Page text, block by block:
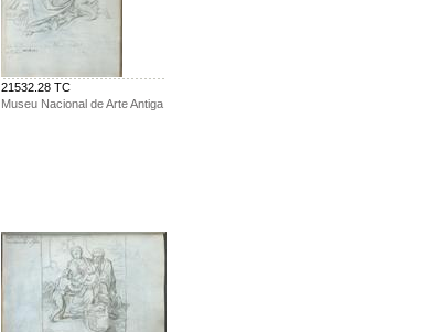
21532.28 TC
Museu Nacional de Arte Antiga